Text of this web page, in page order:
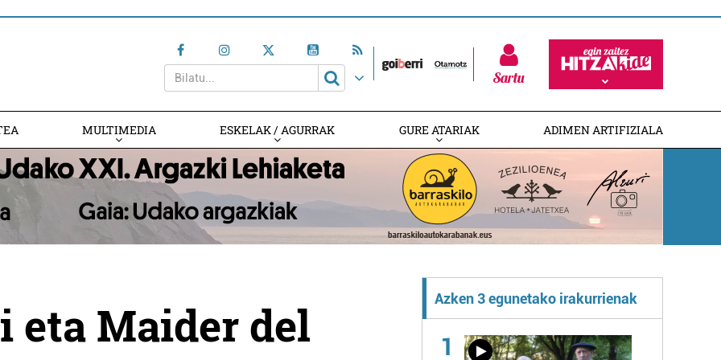
Sartu
MULTIMEDIA ESKELAK / AGURRAK GURE ATARIAK ADIMEN ARTIFIZIALA
eta Maider del
Azken 3 egunetako irakurrienak
1